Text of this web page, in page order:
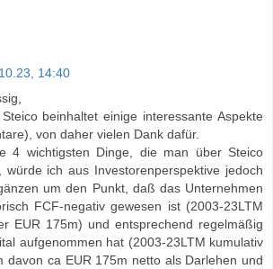
14:40
beinhaltet einige interessante Aspekte
von daher vielen Dank dafür.
4 wichtigsten Dinge, die man über Steico
würde ich aus Investorenperspektive jedoch
um den Punkt, daß das Unternehmen
FCF-negativ gewesen ist (2003-23LTM
EUR 175m) und entsprechend regelmäßig
aufgenommen hat (2003-23LTM kumulativ
davon ca EUR 175m netto als Darlehen und